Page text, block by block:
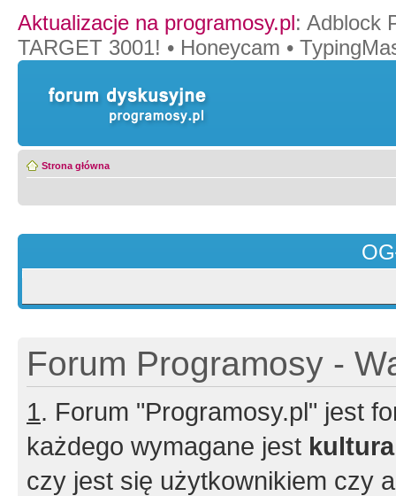
Aktualizacje na programosy.pl: Adblock
TARGET 3001! • Honeycam •
Strona główna
Forum Programosy -
1. Forum "Programosy.pl" jest
każdego wymagane jest
czy jest się użytkownikiem czy